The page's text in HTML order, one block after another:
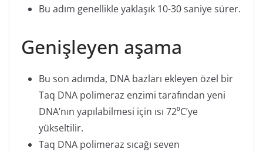
Bu adım genellikle yaklaşık 10-30 saniye sürer.
Genişleyen aşama
Bu son adımda, DNA bazları ekleyen özel bir
Taq DNA polimeraz enzimi tarafından yeni
DNA’nın yapılabilmesi için ısı 72⁰C’ye
yükseltilir.
Taq DNA polimeraz sıcağı seven